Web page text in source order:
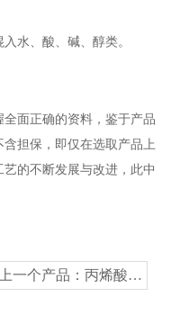
水、酸、碱、醇类。
面正确的资料，鉴于产品
担保，即仅在选取产品上
的不断发展与改进，此中
上一个产品： 丙烯酸彩瓦漆